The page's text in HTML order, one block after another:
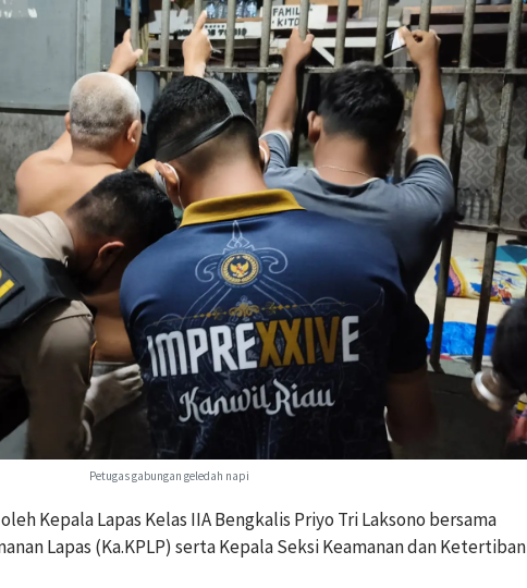
Petugas gabungan geledah napi
Kepala Lapas Kelas IIA Bengkalis Priyo Tri Laksono bersama
Lapas (Ka.KPLP) serta Kepala Seksi Keamanan dan Ketertiban